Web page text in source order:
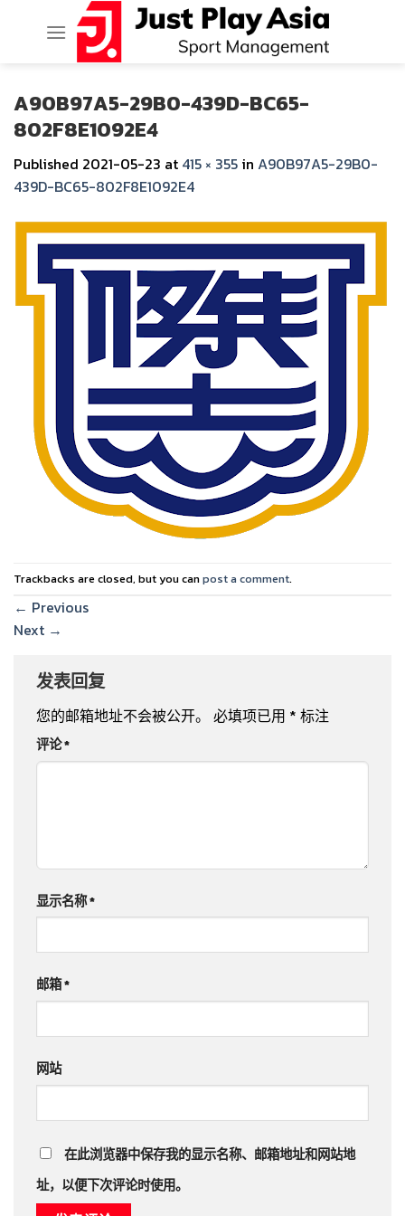
A90B97A5-29B0-439D-BC65-
802F8E1092E4
Published 2021-05-23 at 415 × 355 in A90B97A5-29B0-
439D-BC65-802F8E1092E4
Trackbacks are closed, but you canpost a comment.
← Previous
Next →
发表回复
您的邮箱地址不会被公开。 必填项已用 * 标注
评论*
显示名称*
邮箱*
网站
在此浏览器中保存我的显示名称、邮箱地址和网站地
址，以便下次评论时使用。